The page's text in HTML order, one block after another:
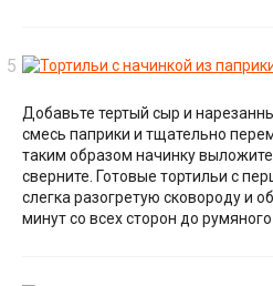
Добавьте тертый сыр и
смесь паприки и тщательно
таким образом начинку
сверните. Готовые тортильи с
слегка разогретую сковороду и
минут со всех сторон до румяного